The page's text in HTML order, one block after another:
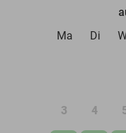
Ma
Di
3 4